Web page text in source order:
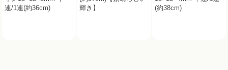
連/1連(約36cm)
輝き】
(約38cm)